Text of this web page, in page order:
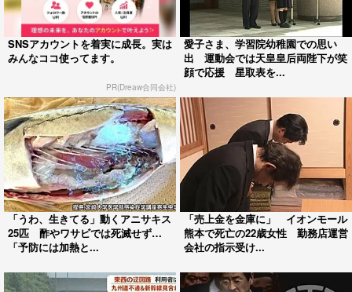
SNSアカウントを着実に成長。実は
みんなココ使ってます。
PR(Dreaw合同会社)
愛子さま、学習院幼稚園での思い
出 運動会では天皇皇后両陛下が笑
顔で応援 星取表を...
「うわ、生きてる」動くアニサキス
25匹 酢やワサビでは死滅せず…
「予防には加熱と...
「売上金を金庫に」 イオンモール
熊本で死亡の22歳女性 勤務店運営
会社の指示受け...